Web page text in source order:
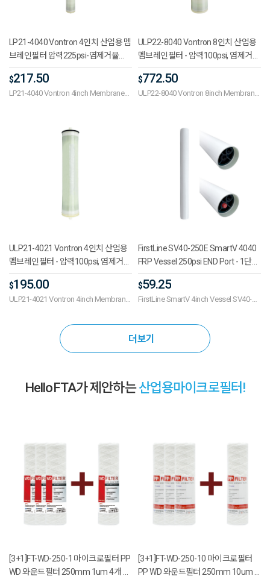
LP21-4040 Vontron 4인치 산업용 멤
브레인필터 압력225psi-염제거율
99.5%,생산량 2400GPD(9.1㎥/일)
$217.50
LP21-4040 Vontron 4inch Membrane
ULP22-8040 Vontron 8인치 산업용
멤브레인필터 - 압력100psi, 염제거율
99%, 생산량 12100GPD(45.7㎥/일)
$772.50
ULP22-8040 Vontron 8inch Membrane
ULP21-4021 Vontron 4인치 산업용
멤브레인필터 - 압력100psi, 염제거율
99%, 생산량 950GPD(3.6㎥/일)
$195.00
ULP21-4021 Vontron 4inch Membrane
950GPD(3.6㎥/day)
FirstLine SV40-250E SmartV 4040
FRP Vessel 250psi END Port - 1단
~3단,입수3/4inch,출수1/2inch,사용
압력250psi,17.23bar,작동온도범
위-10도~66도,작동PH범위3~11
$59.25
FirstLine SmartV 4inch Vessel SV40-
더보기
HelloFTA가 제안하는산업용마이크로필터!
[3+1]FT-WD-250-1 마이크로필터 PP
WD 와운드필터 250mm 1um 4개 1
[3+1]FT-WD-250-10 마이크로필터
PP WD 와운드필터 250mm 10um 4